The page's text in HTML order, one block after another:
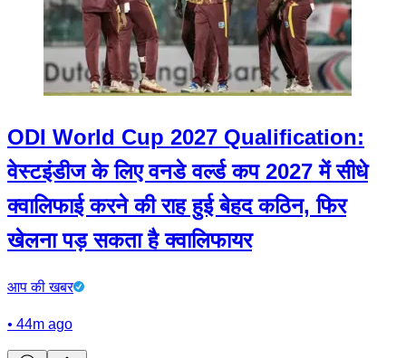
ODI World Cup 2027 Qualification:
वेस्टइंडीज के लिए वनडे वर्ल्ड कप 2027 में सीधे
क्वालिफाई करने की राह हुई बेहद कठिन, फिर
खेलना पड़ सकता है क्वालिफायर
आप की खबर
• 44m ago